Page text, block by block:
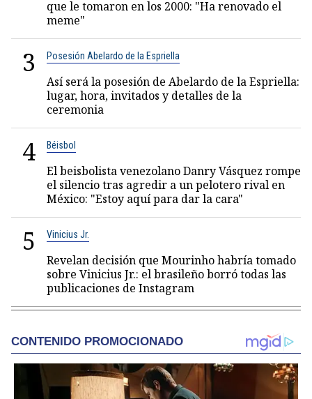
que le tomaron en los 2000: "Ha renovado el
meme"
3 Posesión Abelardo de la Espriella
Así será la posesión de Abelardo de la Espriella:
lugar, hora, invitados y detalles de la
ceremonia
4 Béisbol
El beisbolista venezolano Danry Vásquez rompe
el silencio tras agredir a un pelotero rival en
México: "Estoy aquí para dar la cara"
5 Vinicius Jr.
Revelan decisión que Mourinho habría tomado
sobre Vinicius Jr.: el brasileño borró todas las
publicaciones de Instagram